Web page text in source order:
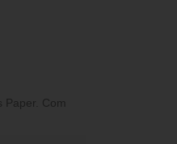
Com